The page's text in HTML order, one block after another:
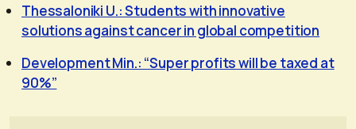
Thessaloniki U.: Students with innovative
solutions against cancer in global competition
Development Min.: “Super profits will be taxed at
90%”